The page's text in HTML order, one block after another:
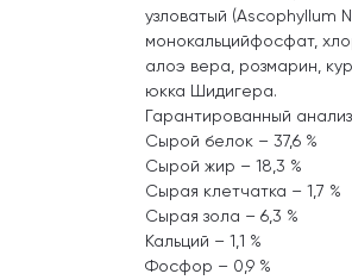
узловатый (Ascophyllum
монокальцийфосфат,
алоэ вера, розмарин,
юкка Шидигера.
Гарантированный
Сырой белок – 37,6 %
Сырой жир – 18,3 %
Сырая клетчатка – 1,7 %
Сырая зола – 6,3 %
Кальций – 1,1 %
Фосфор – 0,9 %